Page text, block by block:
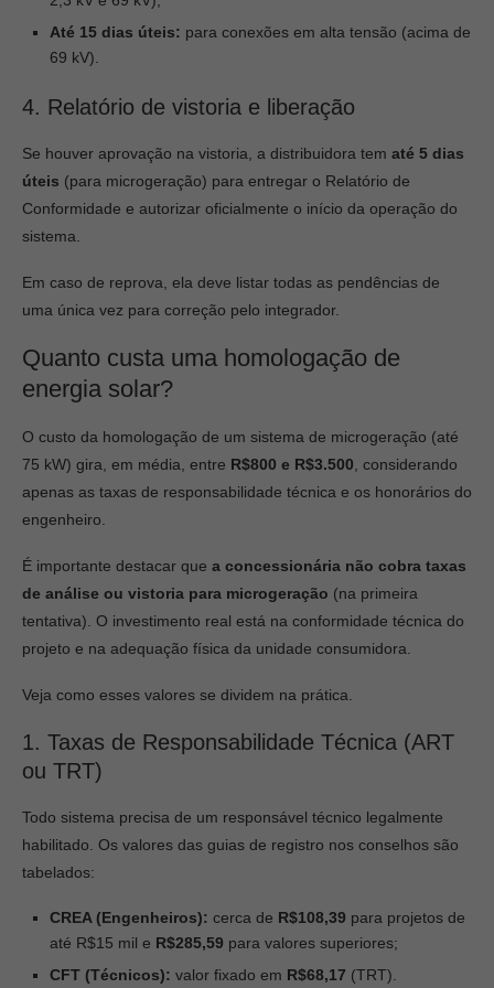
Até 15 dias úteis: para conexões em alta tensão (acima de
69 kV).
4. Relatório de vistoria e liberação
Se houver aprovação na vistoria, a distribuidora tem até 5 dias
úteis (para microgeração) para entregar o Relatório de
Conformidade e autorizar oficialmente o início da operação do
sistema.
Em caso de reprova, ela deve listar todas as pendências de
uma única vez para correção pelo integrador.
Quanto custa uma homologação de
energia solar?
O custo da homologação de um sistema de microgeração (até
75 kW) gira, em média, entre R$800 e R$3.500 , considerando
apenas as taxas de responsabilidade técnica e os honorários do
engenheiro.
É importante destacar que a concessionária não cobra taxas
de análise ou vistoria para microgeração (na primeira
tentativa). O investimento real está na conformidade técnica do
projeto e na adequação física da unidade consumidora.
Veja como esses valores se dividem na prática.
1. Taxas de Responsabilidade Técnica (ART
ou TRT)
Todo sistema precisa de um responsável técnico legalmente
habilitado. Os valores das guias de registro nos conselhos são
tabelados:
CREA (Engenheiros): cerca de R$108,39 para projetos de
até R$15 mil e R$285,59 para valores superiores;
CFT (Técnicos): valor fixado em R$68,17 (TRT).